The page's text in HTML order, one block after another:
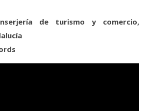
de turismo y comercio,